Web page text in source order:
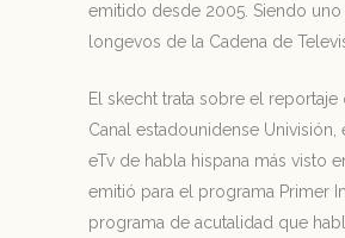
emitido desde 2005. Siendo
longevos de la Cadena de
El skecht trata sobre el reportaje
Canal estadounidense Univisión,
eTv de habla hispana más visto
emitió para el programa Primer
programa de acutalidad que